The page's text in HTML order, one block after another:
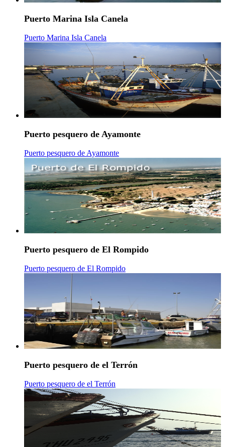
Puerto Marina Isla Canela
Puerto Marina Isla Canela
Puerto pesquero de Ayamonte
Puerto pesquero de Ayamonte
Puerto pesquero de El Rompido
Puerto pesquero de El Rompido
Puerto pesquero de el Terrón
Puerto pesquero de el Terrón